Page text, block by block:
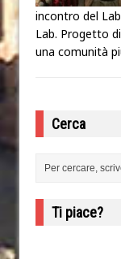
incontro del
Lab. Progetto
una comunità
Cerca
Ti piace?